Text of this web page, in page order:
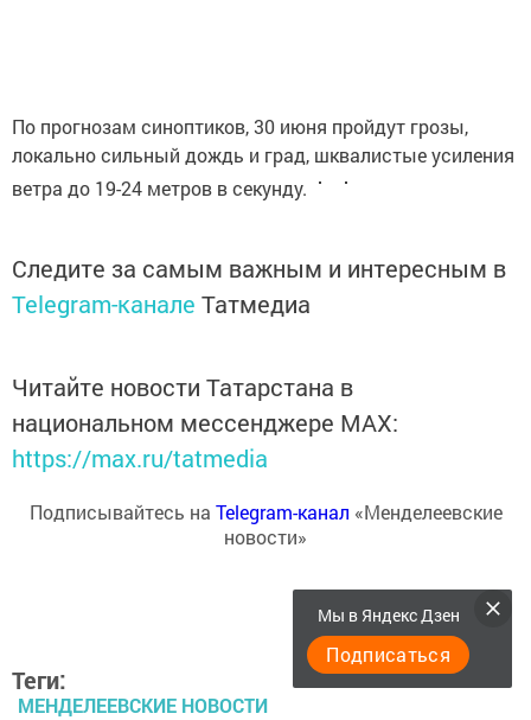
По прогнозам синоптиков, 30 июня пройдут грозы,
локально сильный дождь и град, шквалистые усиления
ветра до 19-24 метров в секунду.
Следите за самым важным и интересным в
Telegram-канале Татмедиа
Читайте новости Татарстана в
национальном мессенджере MАХ:
https://max.ru/tatmedia
Подписывайтесь на Telegram-канал «Менделеевские
новости»
Теги:
МЕНДЕЛЕЕВСКИЕ НОВОСТИ
Мы в Яндекс Дзен
Подписаться